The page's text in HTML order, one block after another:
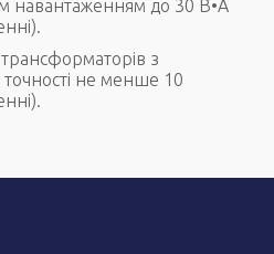
навантаженням до 30 В•А
з
точності не менше 10